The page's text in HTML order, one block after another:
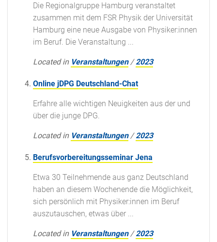
Die Regionalgruppe Hamburg veranstaltet
zusammen mit dem FSR Physik der Universität
Hamburg eine neue Ausgabe von Physiker:innen
im Beruf. Die Veranstaltung ...
Located in Veranstaltungen /2023
Online jDPG Deutschland-Chat
Erfahre alle wichtigen Neuigkeiten aus der und
über die junge DPG.
Located in Veranstaltungen /2023
Berufsvorbereitungsseminar Jena
Etwa 30 Teilnehmende aus ganz Deutschland
haben an diesem Wochenende die Möglichkeit,
sich persönlich mit Physiker:innen im Beruf
auszutauschen, etwas über ...
Located in Veranstaltungen /2023